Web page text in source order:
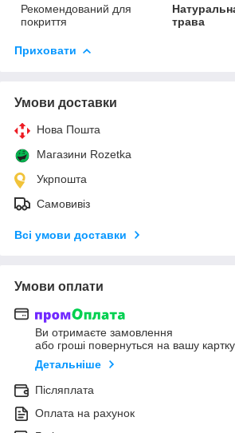
Рекомендований для
покриття
трава
Приховати
Умови доставки
Нова Пошта
Магазини Rozetka
Укрпошта
Самовивіз
Всі умови доставки
Умови оплати
Ви отримаєте замовлення
або гроші повернуться на вашу картку
Детальніше
Післяплата
Оплата на рахунок